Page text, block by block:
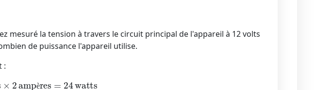
mesuré la tension à travers le circuit principal de l'appareil à 12 volts
de puissance l'appareil utilise.
:
è
ampères=24 watts